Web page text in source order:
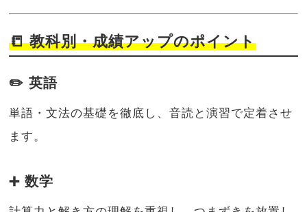
📒 教科別・成績アップのポイント
✏️ 英語
単語・文法の基礎を徹底し、音読と演習で定着させ
ます。
➕ 数学